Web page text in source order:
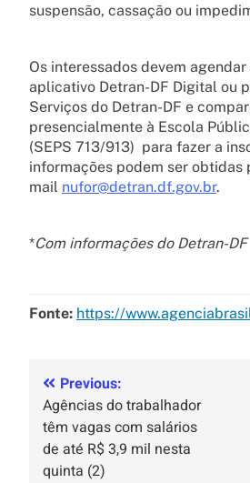
suspensão, cassação ou
Os interessados devem
aplicativo Detran-DF Digital ou
Serviços do Detran-DF e
presencialmente à Escola
(SEPS 713/913) para fazer a
informações podem ser obtidas
mail nufor@detran.df.gov.br.
*Com informações do Detran-DF
Fonte: https://
Previous:
Agências do trabalhador
têm vagas com salários
de até R$ 3,9 mil nesta
quinta (2)